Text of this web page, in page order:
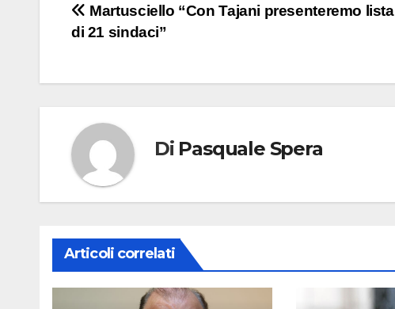
Navigazione
Martusciello “Con Tajani presenteremo lista
di 21 sindaci”
Di Pasquale Spera
Articoli correlati